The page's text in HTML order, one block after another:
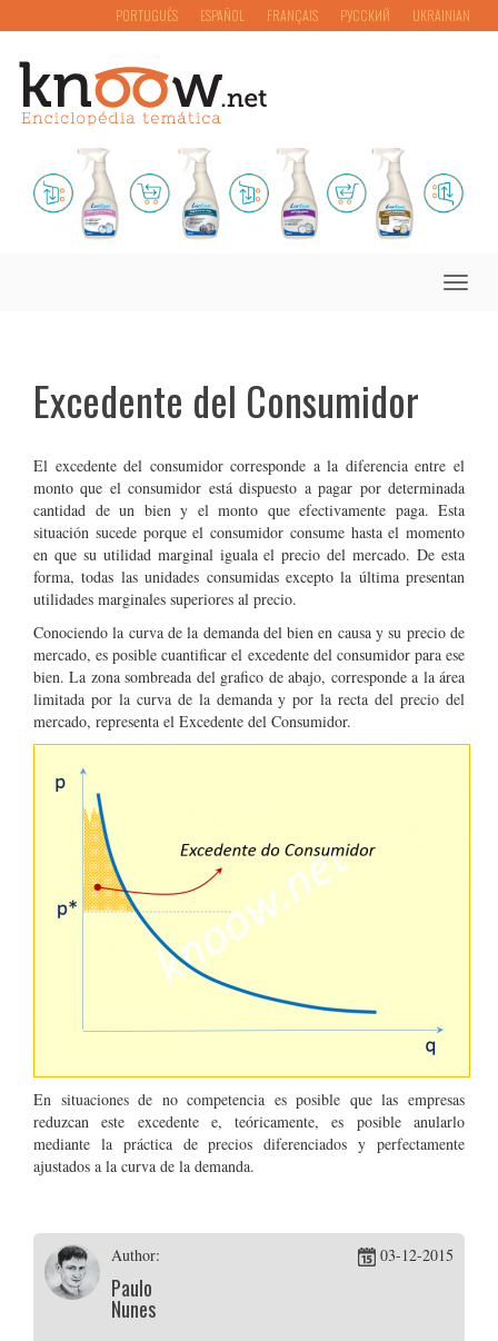
PORTUGUÊS ESPAÑOL FRANÇAIS РУССКИЙ UKRAINIAN
Toggle
Excedente del Consumidor
El excedente del consumidor corresponde a la diferencia entre el
monto que el consumidor está dispuesto a pagar por determinada
cantidad de un bien y el monto que efectivamente paga. Esta
situación sucede porque el consumidor consume hasta el momento
en que su utilidad marginal iguala el precio del mercado. De esta
forma, todas las unidades consumidas excepto la última presentan
utilidades marginales superiores al precio.
Conociendo la curva de la demanda del bien en causa y su precio de
mercado, es posible cuantificar el excedente del consumidor para ese
bien. La zona sombreada del grafico de abajo, corresponde a la área
limitada por la curva de la demanda y por la recta del precio del
mercado, representa el Excedente del Consumidor.
En situaciones de no competencia es posible que las empresas
reduzcan este excedente e, teóricamente, es posible anularlo
mediante la práctica de precios diferenciados y perfectamente
ajustados a la curva de la demanda.
Author:
Paulo
Nunes
03-12-2015